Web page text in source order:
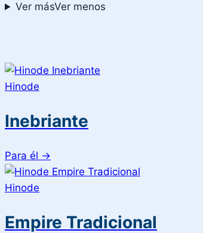
Ver másVer menos
Hinode
Inebriante
Para él →
Hinode
Empire Tradicional